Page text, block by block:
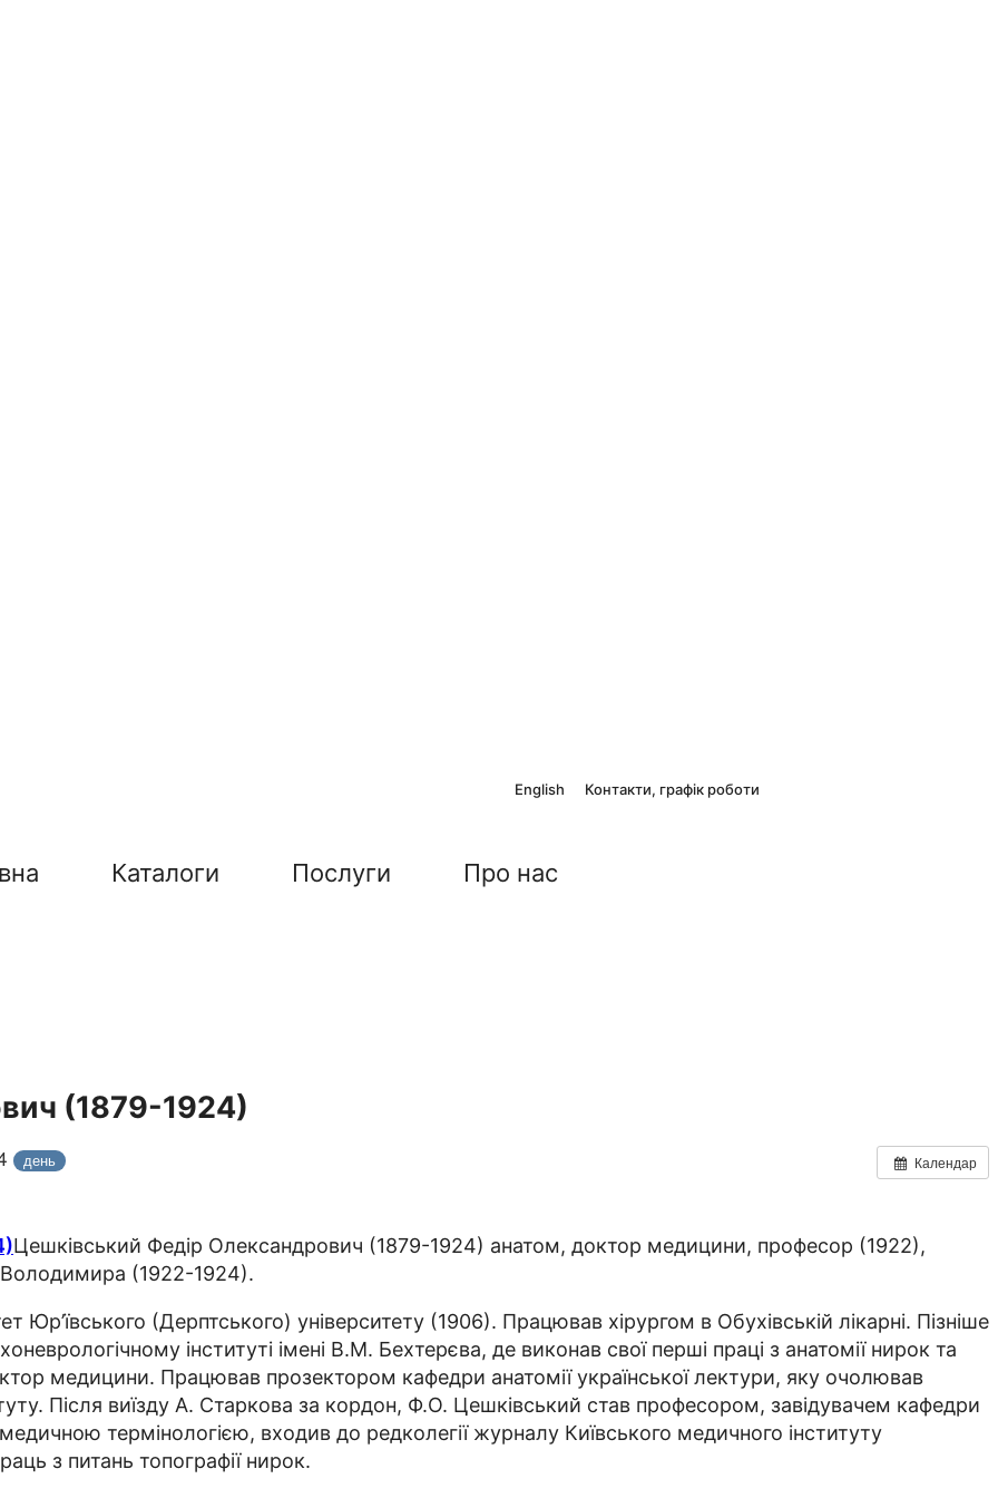
English Контакти, графік роботи
Каталоги Послуги Про нас
(1879-1924)
Календар
день
Цешківський Федір Олександрович (1879-1924) анатом, доктор медицини, професор (1922),
Володимира (1922-1924).
(Дерптського) університету (1906). Працював хірургом в Обухівській лікарні. Пізніше
інституті імені В.М. Бехтерєва, де виконав свої перші праці з анатомії нирок та
медицини. Працював прозектором кафедри анатомії української лектури, яку очолював
Після виїзду А. Старкова за кордон, Ф.О. Цешківський став професором, завідувачем кафедри
термінологією, входив до редколегії журналу Київського медичного інституту
з питань топографії нирок.